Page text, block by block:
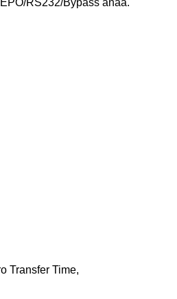
RS232/Bypass anaa.
Transfer Time,